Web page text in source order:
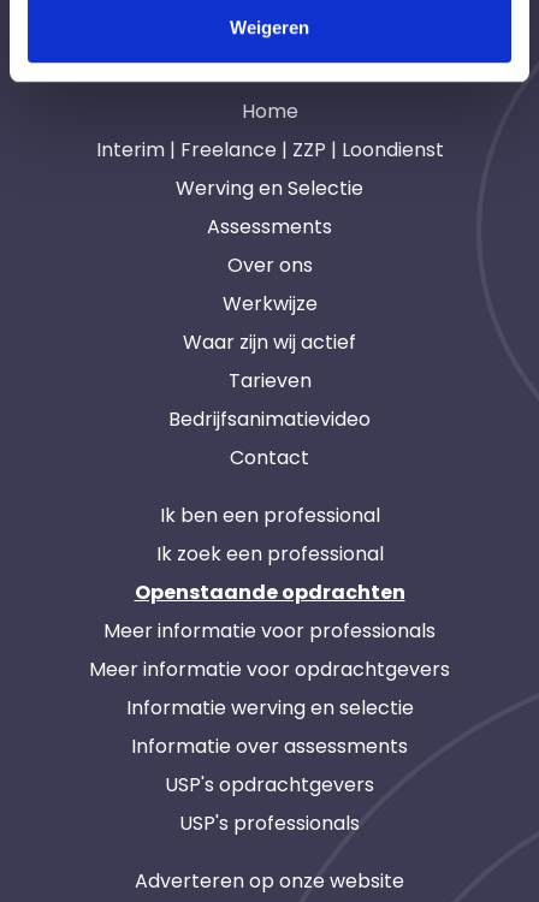
Weigeren
Navigatie
Home
Interim | Freelance | ZZP | Loondienst
Werving en Selectie
Assessments
Over ons
Werkwijze
Waar zijn wij actief
Tarieven
Bedrijfsanimatievideo
Contact
Ik ben een professional
Ik zoek een professional
Openstaande opdrachten
Meer informatie voor professionals
Meer informatie voor opdrachtgevers
Informatie werving en selectie
Informatie over assessments
USP's opdrachtgevers
USP's professionals
Adverteren op onze website